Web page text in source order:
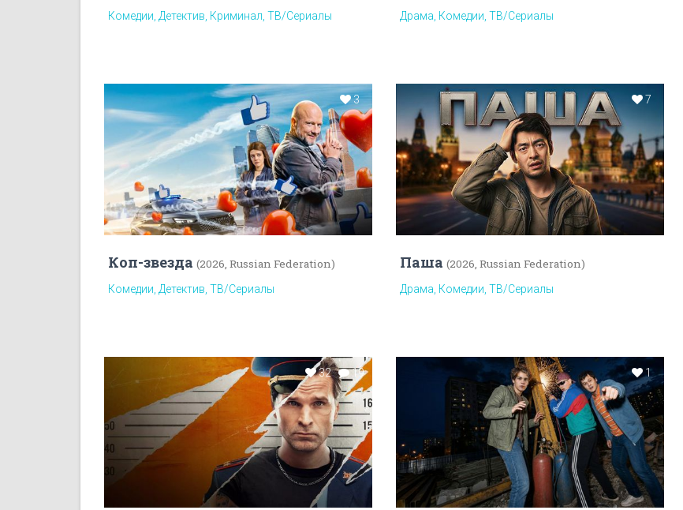
Комедии, Детектив, Криминал, ТВ/Сериалы Драма, Комедии, ТВ/Сериалы
3
Коп-звезда (2026, Russian Federation)
Комедии, Детектив, ТВ/Сериалы
7
Паша (2026, Russian Federation)
Драма, Комедии, ТВ/Сериалы
32 19 1